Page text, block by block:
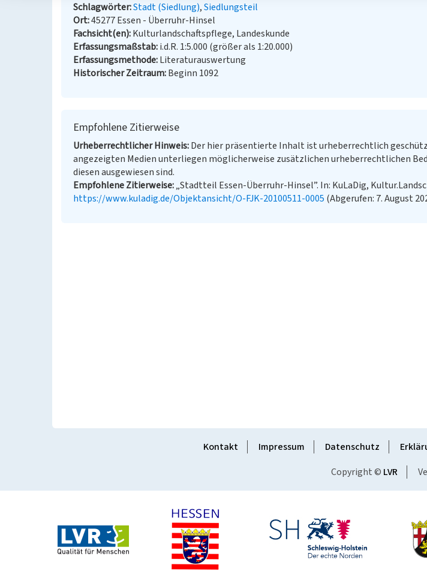
Schlagwörter Stadt (Siedlung) Siedlungsteil
Ort 45277 Essen - Überruhr-Hinsel
Fachsicht(en) Kulturlandschaftspflege, Landeskunde
Erfassungsmaßstab i.d.R. 1:5.000 (größer als 1:20.000)
Erfassungsmethode Literaturauswertung
Historischer Zeitraum Beginn 1092
Empfohlene Zitierweise
Urheberrechtlicher Hinweis Der hier präsentierte Inhalt ist urheberrechtlich
angezeigten Medien unterliegen möglicherweise zusätzlichen urheberrechtlichen
diesen ausgewiesen sind.
Empfohlene Zitierweise „Stadtteil Essen-Überruhr-Hinsel”. In: KuLaDig,
https://www.kuladig.de/Objektansicht/O-FJK-20100511-0005 (Abgerufen: 7. August
Kontakt Impressum Datenschutz
Copyright © LVR